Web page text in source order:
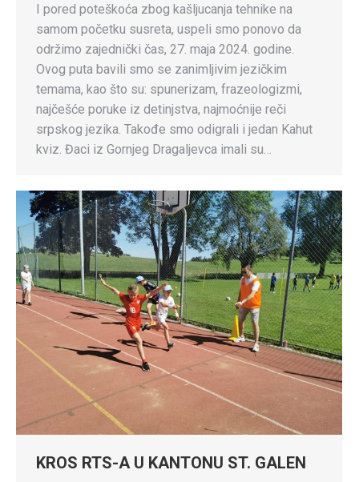
I pored poteškoća zbog kašljucanja tehnike na
samom početku susreta, uspeli smo ponovo da
održimo zajednički čas, 27. maja 2024. godine.
Ovog puta bavili smo se zanimljivim jezičkim
temama, kao što su: spunerizam, frazeologizmi,
najčešće poruke iz detinjstva, najmoćnije reči
srpskog jezika. Takođe smo odigrali i jedan Kahut
kviz. Đaci iz Gornjeg Dragaljevca imali su…
KROS RTS-A U KANTONU ST. GALEN